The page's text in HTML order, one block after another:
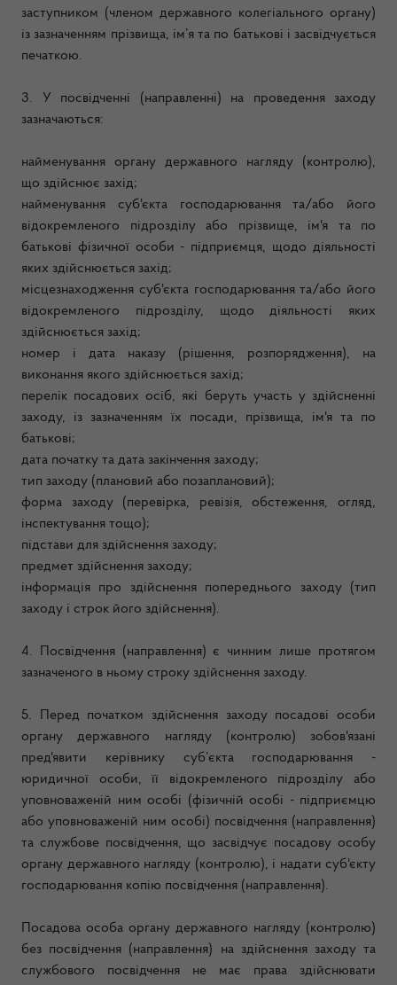
заступником (членом державного колегіального органу)
із зазначенням прізвища, ім’я та по батькові і засвідчується
печаткою.
3. У посвідченні (направленні) на проведення заходу
зазначаються:
найменування органу державного нагляду (контролю),
що здійснює захід;
найменування суб'єкта господарювання та/або його
відокремленого підрозділу або прізвище, ім'я та по
батькові фізичної особи - підприємця, щодо діяльності
яких здійснюється захід;
місцезнаходження суб'єкта господарювання та/або його
відокремленого підрозділу, щодо діяльності яких
здійснюється захід;
номер і дата наказу (рішення, розпорядження), на
виконання якого здійснюється захід;
перелік посадових осіб, які беруть участь у здійсненні
заходу, із зазначенням їх посади, прізвища, ім'я та по
батькові;
дата початку та дата закінчення заходу;
тип заходу (плановий або позаплановий);
форма заходу (перевірка, ревізія, обстеження, огляд,
інспектування тощо);
підстави для здійснення заходу;
предмет здійснення заходу;
інформація про здійснення попереднього заходу (тип
заходу і строк його здійснення).
4. Посвідчення (направлення) є чинним лише протягом
зазначеного в ньому строку здійснення заходу.
5. Перед початком здійснення заходу посадові особи
органу державного нагляду (контролю) зобов'язані
пред'явити керівнику суб’єкта господарювання -
юридичної особи, її відокремленого підрозділу або
уповноваженій ним особі (фізичній особі - підприємцю
або уповноваженій ним особі) посвідчення (направлення)
та службове посвідчення, що засвідчує посадову особу
органу державного нагляду (контролю), і надати суб'єкту
господарювання копію посвідчення (направлення).
Посадова особа органу державного нагляду (контролю)
без посвідчення (направлення) на здійснення заходу та
службового посвідчення не має права здійснювати